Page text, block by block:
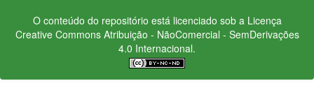
O conteúdo do repositório está licenciado sob a Licença
Creative CommonsAtribuição - NãoComercial - SemDerivações
4.0 Internacional.